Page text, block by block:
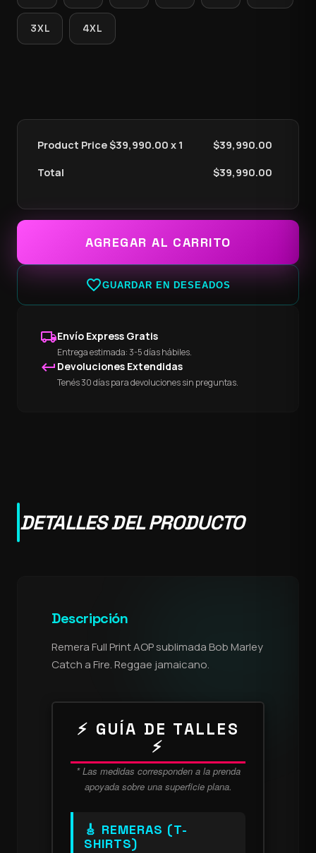
3XL 4XL
Product Price $39,990.00 x 1 $39,990.00
Total $39,990.00
AGREGAR AL CARRITO
favorite_borderGUARDAR EN DESEADOS
local_shippingEnvío Express Gratis
Entrega estimada: 3-5 días hábiles.
keyboard_return Devoluciones Extendidas
Tenés 30 días para devoluciones sin preguntas.
DETALLES DEL PRODUCTO
Descripción
Remera Full Print AOP sublimada Bob Marley
Catch a Fire. Reggae jamaicano.
⚡ GUÍA DE TALLES
⚡
* Las medidas corresponden a la prenda
apoyada sobre una superficie plana.
🎸 REMERAS (T-
SHIRTS)